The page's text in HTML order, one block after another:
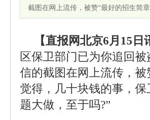
截图在网上流传，被赞“最好的招生简
【直报网北京6月15
区保卫部门已为你追回
信的截图在网上流传，
觉得，几十块钱的事，
题大做，至于吗?”